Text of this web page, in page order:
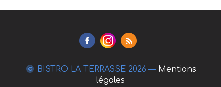
BISTRO LA TERRASSE2026 — Mentions
légales